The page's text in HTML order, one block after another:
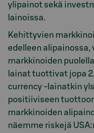
ylipainot sekä
lainoissa.
Kehittyvien
edelleen
markkinoiden
lainat tuottivat jopa
currency -lainatkin
positiiviseen
markkinoiden
näemme riskejä